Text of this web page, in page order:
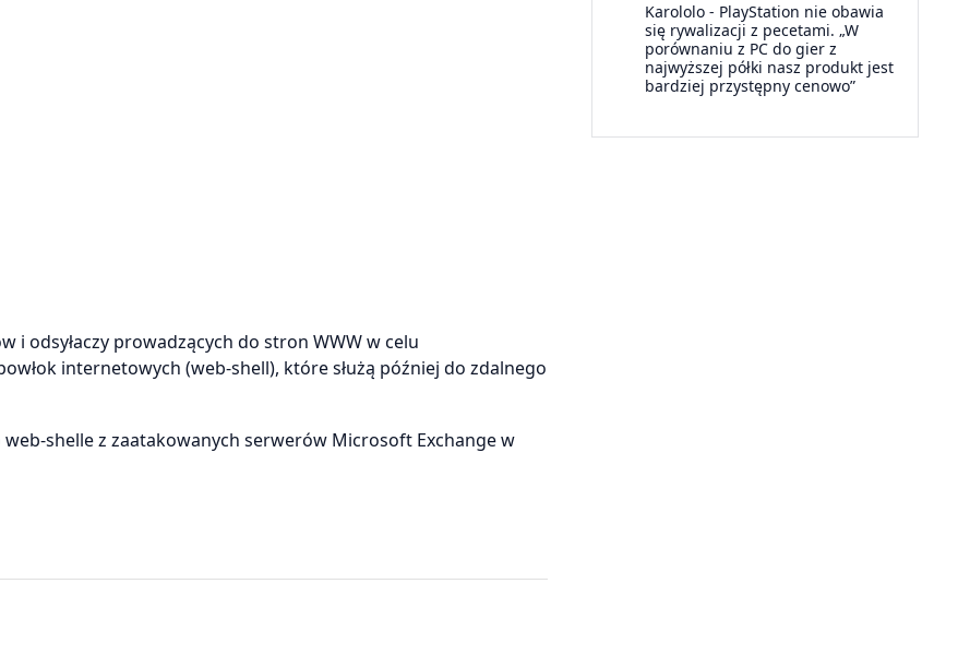
i odsyłaczy prowadzących do stron WWW w celu
internetowych (web-shell), które służą później do zdalnego
shelle z zaatakowanych serwerów Microsoft Exchange w
Karololo - PlayStation nie obawia
się rywalizacji z pecetami. „W
porównaniu z PC do gier z
najwyższej półki nasz produkt jest
bardziej przystępny cenowo”